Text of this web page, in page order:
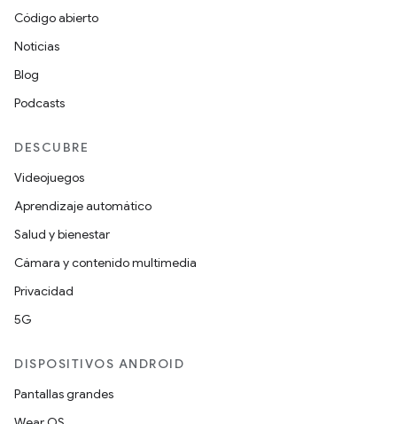
Código abierto
Noticias
Blog
Podcasts
DESCUBRE
Videojuegos
Aprendizaje automático
Salud y bienestar
Cámara y contenido multimedia
Privacidad
5G
DISPOSITIVOS ANDROID
Pantallas grandes